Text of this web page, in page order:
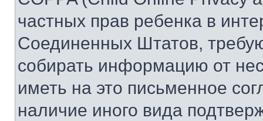
частных прав ребенка в
Соединенных Штатов,
собирать информацию от
иметь на это письменное
наличие иного вида